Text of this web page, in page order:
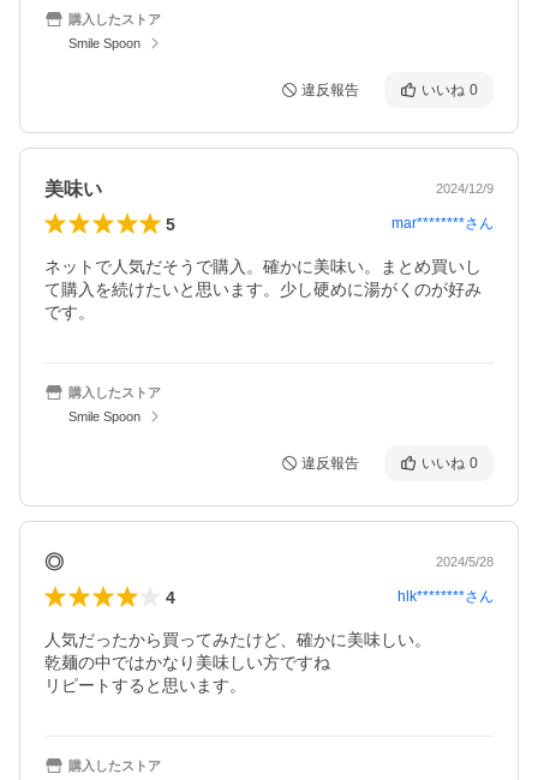
購入したストア
Smile Spoon
違反報告 いいね 0
美味い 2024/12/9
5 mar********さん
ネットで人気だそうで購入。確かに美味い。まとめ買いし
て購入を続けたいと思います。少し硬めに湯がくのが好み
です。
購入したストア
Smile Spoon
違反報告 いいね 0
◎ 2024/5/28
4 hlk********さん
人気だったから買ってみたけど、確かに美味しい。
乾麺の中ではかなり美味しい方ですね
リピートすると思います。
購入したストア